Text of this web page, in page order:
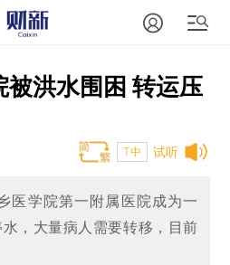
洪水围困 转运压
试听
T中
医学院第一附属医院成为一
，大量病人需要转移，目前